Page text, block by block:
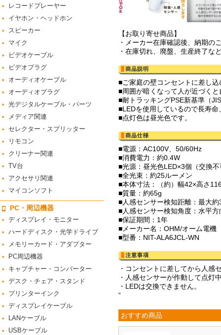
レコードプレーヤー
イヤホン・ヘッドホン
スピーカー
マイク
ビデオケーブル
ビデオプラグ
オーディオケーブル
オーディオプラグ
光デジタルケーブル・パーツ
メディア関連
セレクター・スプリッター
リモコン
クリーナー関連
TV台
アクセサリ関連
マイコンソフト
PC・周辺機器
ディスプレイ・モニター
ハードディスク・光学ドライブ
メモリーカード・アダプター
PC周辺機器
キャプチャー・コンバーター
デスク・チェア・スタンド
プリンターインク
ディスプレイケーブル
LANケーブル
USBケーブル
【お取り寄せ商品】
・メーカー在庫確認後、納期の
・在庫切れ、廃盤、生産終了な
■ご家庭の壁コンセントに差し
■周囲が暗くなって人が近づく
■耐トラッキングPSE新基準（
■LEDを使用しているので長寿命
■点灯色は昼光色です。
■電源：AC100V、50/60Hz
■消費電力：約0.4W
■光源：昼光色LED×3個（交換不
■全光束：約25ルーメン
■本体寸法：（約）幅42×高さ
■質量：約65g
■人感センサー検知距離：最大約
■人感センサー検知角度：水平
■保証期間：1年
■メーカー名：OHM/オーム電機
■型番：NIT-ALA6JCL-WN
・コンセントに差してから人感
・人感センサーが作動して点灯
・LEDは交換できません。
“
おすすめ商品